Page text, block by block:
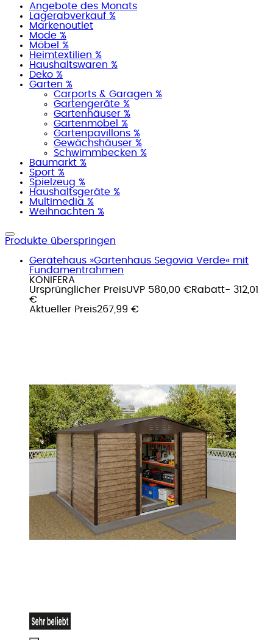
Angebote des Monats
Lagerabverkauf %
Markenoutlet
Mode %
Möbel %
Heimtextilien %
Haushaltswaren %
Deko %
Garten %
Carports & Garagen %
Gartengeräte %
Gartenhäuser %
Gartenmöbel %
Gartenpavillons %
Gewächshäuser %
Schwimmbecken %
Baumarkt %
Sport %
Spielzeug %
Haushaltsgeräte %
Multimedia %
Weihnachten %
Produkte überspringen
Gerätehaus »Gartenhaus Segovia Verde« mit
Fundamentrahmen
KONIFERA
Ursprünglicher PreisUVP 580,00 €Rabatt- 312,01
€
Aktueller Preis267,99 €